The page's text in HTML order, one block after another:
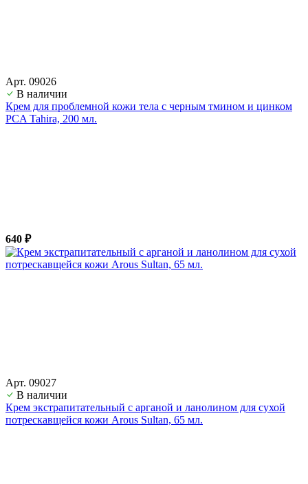
Арт. 09026
В наличии
Крем для проблемной кожи тела с черным тмином и цинком
PCA Tahira, 200 мл.
640 ₽
Арт. 09027
В наличии
Крем экстрапитательный с арганой и ланолином для сухой
потрескавщейся кожи Arous Sultan, 65 мл.